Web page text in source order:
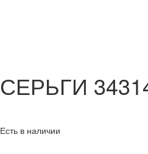
СЕРЬГИ
Есть в наличии